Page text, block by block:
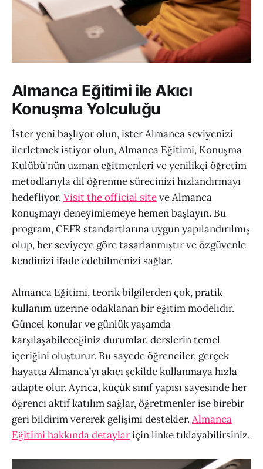
Almanca Eğitimi ile Akıcı
Konuşma Yolculuğu
İster yeni başlıyor olun, ister Almanca seviyenizi
ilerletmek istiyor olun, Almanca Eğitimi, Konuşma
Kulübü'nün uzman eğitmenleri ve yenilikçi öğretim
metodlarıyla dil öğrenme sürecinizi hızlandırmayı
hedefliyor. Visit the official siteve Almanca
konuşmayı deneyimlemeye hemen başlayın. Bu
program, CEFR standartlarına uygun yapılandırılmış
olup, her seviyeye göre tasarlanmıştır ve özgüvenle
kendinizi ifade edebilmenizi sağlar.
Almanca Eğitimi, teorik bilgilerden çok, pratik
kullanım üzerine odaklanan bir eğitim modelidir.
Güncel konular ve günlük yaşamda
karşılaşabileceğiniz durumlar, derslerin temel
içeriğini oluşturur. Bu sayede öğrenciler, gerçek
hayatta Almanca’yı akıcı şekilde kullanmaya hızla
adapte olur. Ayrıca, küçük sınıf yapısı sayesinde her
öğrenci aktif katılım sağlar, öğretmenler ise birebir
geri bildirim vererek gelişimi destekler. Almanca
Eğitimi hakkında detaylariçin linke tıklayabilirsiniz.